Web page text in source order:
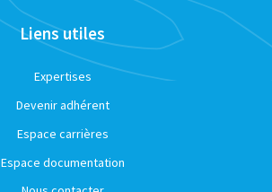
Liens utiles
Expertises
Devenir adhérent
Espace carrières
Espace documentation